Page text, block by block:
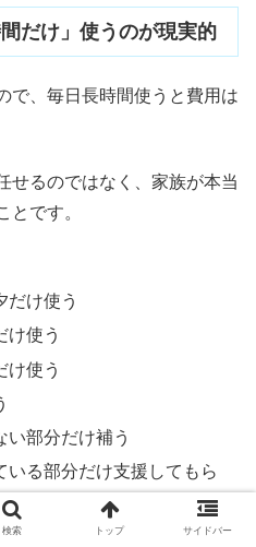
だけ」使うのが現実的
で、毎日長時間使うと費用は
せるのではなく、家族が本当
とです。
だけ使う
け使う
け使う
い部分だけ補う
いる部分だけ支援してもら
検索 トップ サイドバー